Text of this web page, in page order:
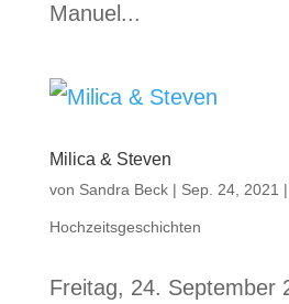
Manuel...
Milica & Steven
von Sandra Beck| Sep. 24, 2021 |
Hochzeitsgeschichten
Freitag, 24. September